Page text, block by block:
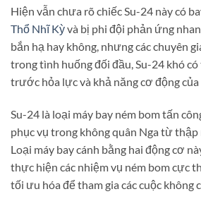
Hiện vẫn chưa rõ chiếc Su-24 này có
Thổ Nhĩ Kỳvà bị phi đội phản ứng
bắn hạ hay không, nhưng các chuyên
trong tình huống đối đầu, Su-24 khó
trước hỏa lực và khả năng cơ động của
Su-24 là loại máy bay ném bom tấn
phục vụ trong không quân Nga từ thập
Loại máy bay cánh bằng hai động cơ
thực hiện các nhiệm vụ ném bom cực
tối ưu hóa để tham gia các cuộc không